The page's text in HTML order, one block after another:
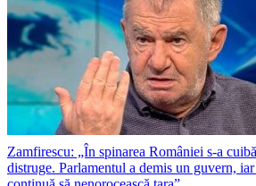
Zamfirescu: „În spinarea României s-a
distruge. Parlamentul a demis un guvern,